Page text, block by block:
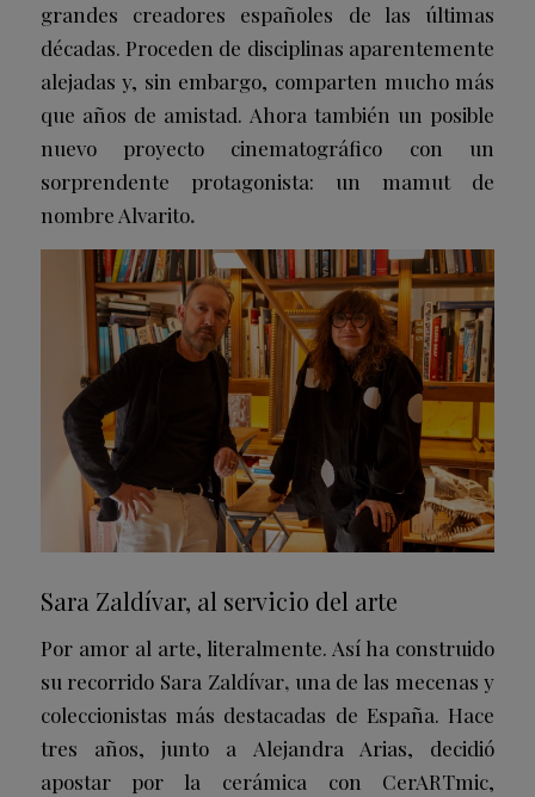
grandes creadores españoles de las últimas
décadas. Proceden de disciplinas aparentemente
alejadas y, sin embargo, comparten mucho más
que años de amistad. Ahora también un posible
nuevo proyecto cinematográfico con un
sorprendente protagonista: un mamut de
nombre Alvarito.
Sara Zaldívar, al servicio del arte
Por amor al arte, literalmente. Así ha construido
su recorrido Sara Zaldívar, una de las mecenas y
coleccionistas más destacadas de España. Hace
tres años, junto a Alejandra Arias, decidió
apostar por la cerámica con CerARTmic,